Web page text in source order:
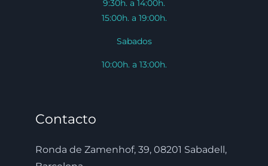
9:30h. a 14:00h.
15:00h. a 19:00h.
Sabados
10:00h. a 13:00h.
Contacto
Ronda de Zamenhof, 39, 08201 Sabadell,